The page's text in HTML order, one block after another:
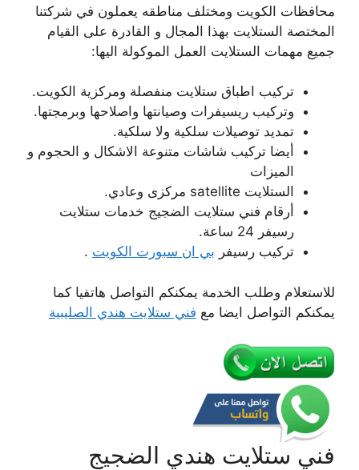
محافظات الكويت ومختلف مناطقه يعملون في شركتنا
المختصة الستلايت بهذا المجال و القادرة على القيام
جميع مهمات الستلايت العمل الموكولة اليها:
تركيب اطباق ستلايت منفصلة ومركزية الكويت.
وتركيب ريسيفرات وصيانتها واصلاحها وبرمجتها.
تمديد توصيلات سلكية ولا سلكية.
أيضا تركيب شاشات متنوعة الاشكال و الحجوم و
الميزات
الستلايت satellite مركزى وعادي.
أرقام فني ستلايت الضجيج خدمات ستلايت
رسيفر 24 ساعة.
تركيب رسيفر بي ان سبورت الكويت .
للاستعلام وطلب الخدمة يمكنكم التواصل هاتفيا كما
يمكنكم التواصل ايضا مع فني ستلايت هندي الصليبية
فني ستلايت هندي الضجيج